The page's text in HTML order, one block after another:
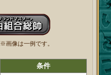
※画像は一例です。
条件